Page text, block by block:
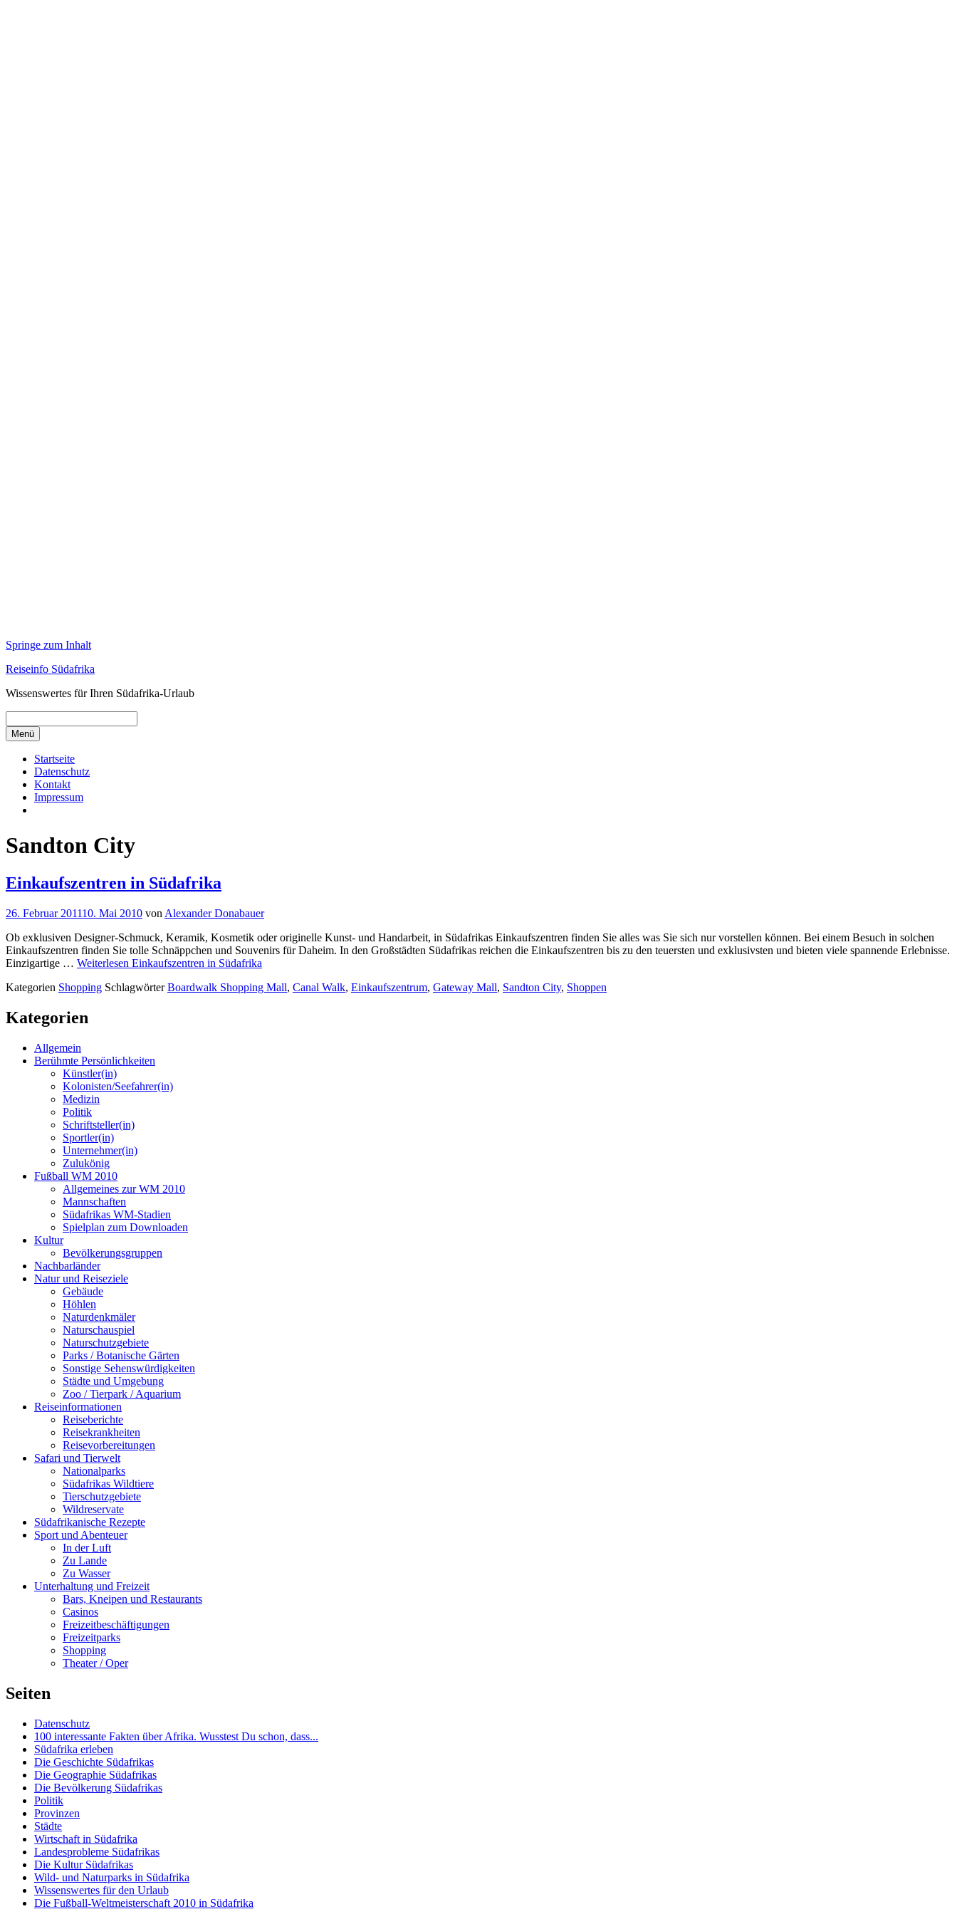
Springe zum Inhalt
Reiseinfo Südafrika
Wissenswertes für Ihren Südafrika-Urlaub
Menü
Startseite
Datenschutz
Kontakt
Impressum
Sandton City
Einkaufszentren in Südafrika
26. Februar 201110. Mai 2010 von Alexander Donabauer
Ob exklusiven Designer-Schmuck, Keramik, Kosmetik oder originelle Kunst- und Handarbeit, in Südafrikas Einkaufszentren finden Sie alles was Sie sich nur vorstellen können. Bei einem Besuch in solchen
Einkaufszentren finden Sie tolle Schnäppchen und Souvenirs für Daheim. In den Großstädten Südafrikas reichen die Einkaufszentren bis zu den teuersten und exklusivsten und bieten viele spannende Erlebnisse.
Einzigartige … Weiterlesen Einkaufszentren in Südafrika
Kategorien Shopping SchlagwörterBoardwalk Shopping Mall, Canal Walk, Einkaufszentrum, Gateway Mall, Sandton City, Shoppen
Kategorien
Allgemein
Berühmte Persönlichkeiten
Künstler(in)
Kolonisten/Seefahrer(in)
Medizin
Politik
Schriftsteller(in)
Sportler(in)
Unternehmer(in)
Zulukönig
Fußball WM 2010
Allgemeines zur WM 2010
Mannschaften
Südafrikas WM-Stadien
Spielplan zum Downloaden
Kultur
Bevölkerungsgruppen
Nachbarländer
Natur und Reiseziele
Gebäude
Höhlen
Naturdenkmäler
Naturschauspiel
Naturschutzgebiete
Parks / Botanische Gärten
Sonstige Sehenswürdigkeiten
Städte und Umgebung
Zoo / Tierpark / Aquarium
Reiseinformationen
Reiseberichte
Reisekrankheiten
Reisevorbereitungen
Safari und Tierwelt
Nationalparks
Südafrikas Wildtiere
Tierschutzgebiete
Wildreservate
Südafrikanische Rezepte
Sport und Abenteuer
In der Luft
Zu Lande
Zu Wasser
Unterhaltung und Freizeit
Bars, Kneipen und Restaurants
Casinos
Freizeitbeschäftigungen
Freizeitparks
Shopping
Theater / Oper
Seiten
Datenschutz
100 interessante Fakten über Afrika. Wusstest Du schon, dass...
Südafrika erleben
Die Geschichte Südafrikas
Die Geographie Südafrikas
Die Bevölkerung Südafrikas
Politik
Provinzen
Städte
Wirtschaft in Südafrika
Landesprobleme Südafrikas
Die Kultur Südafrikas
Wild- und Naturparks in Südafrika
Wissenswertes für den Urlaub
Die Fußball-Weltmeisterschaft 2010 in Südafrika